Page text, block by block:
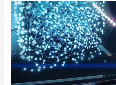
日
本
に
お
け
る